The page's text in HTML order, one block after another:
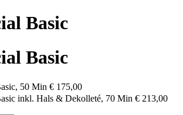
Basic
Basic
50 Min € 175,00
inkl. Hals & Dekolleté, 70 Min € 213,00